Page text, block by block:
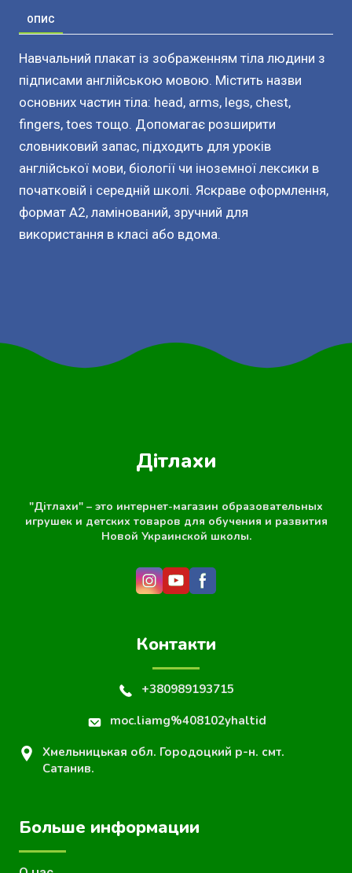
ОПИС
Навчальний плакат із зображенням тіла людини з
підписами англійською мовою. Містить назви
основних частин тіла: head, arms, legs, chest,
fingers, toes тощо. Допомагає розширити
словниковий запас, підходить для уроків
англійської мови, біології чи іноземної лексики в
початковій і середній школі. Яскраве оформлення,
формат А2, ламінований, зручний для
використання в класі або вдома.
Дітлахи
"Дітлахи" – это интернет-магазин образовательных
игрушек и детских товаров для обучения и развития
Новой Украинской школы.
Контакти
+380989193715
moc.liamg%408102yhaltid
Хмельницькая обл. Городоцкий р-н. смт.
Сатанив.
Больше информации